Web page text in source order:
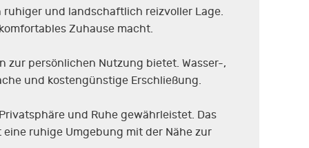
ruhiger und landschaftlich reizvoller Lage.
Zuhause macht.
persönlichen Nutzung bietet. Wasser-,
und kostengünstige Erschließung.
und Ruhe gewährleistet. Das
ruhige Umgebung mit der Nähe zur